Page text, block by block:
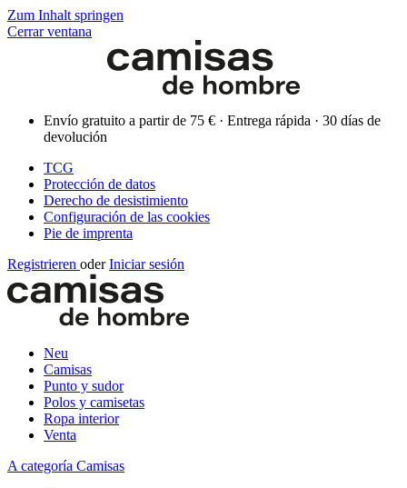
Zum Inhalt springen
Cerrar ventana
Envío gratuito a partir de 75 € · Entrega rápida · 30 días de
devolución
TCG
Protección de datos
Derecho de desistimiento
Configuración de las cookies
Pie de imprenta
Registrieren oder Iniciar sesión
Neu
Camisas
Punto y sudor
Polos y camisetas
Ropa interior
Venta
A categoría Camisas